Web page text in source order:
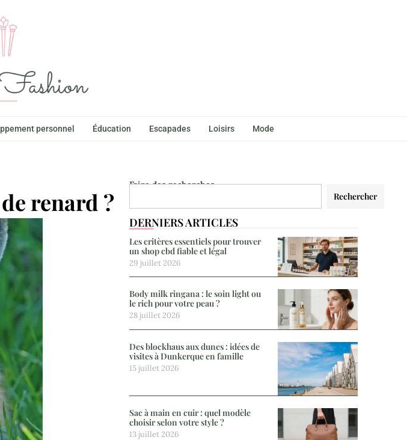
personnel Éducation Escapades Loisirs Mode
Faire des recherches
Rechercher
DERNIERS ARTICLES
Les critères essentiels pour trouver
un shop cbd fiable et légal
29 juillet 2026
Body milk ringana : le soin light ou
le rich pour votre peau ?
28 juillet 2026
Des blockhaus aux dunes : idées de
visites à Dunkerque en famille
15 juillet 2026
Sac à main en cuir : quel modèle
choisir selon votre style ?
13 juillet 2026
renard ?